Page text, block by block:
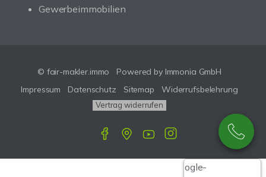
Gewerbeimmobilien
© fair-makler.immo
Powered by Immonia GmbH
Impressum
Datenschutz Sitemap Widerrufsbelehrung
Vertrag widerrufen
Google-